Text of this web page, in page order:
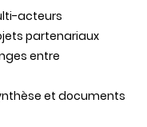
acteurs
partenariaux
entre
et documents